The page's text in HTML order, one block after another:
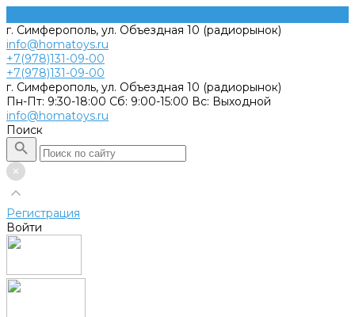
г. Симферополь, ул. Объездная 10 (радиорынок)
info@homatoys.ru
+7(978)131-09-00
+7(978)131-09-00
г. Симферополь, ул. Объездная 10 (радиорынок)
Пн-Пт: 9:30-18:00 Cб: 9:00-15:00 Вс: Выходной
info@homatoys.ru
Поиск
Регистрация
Войти